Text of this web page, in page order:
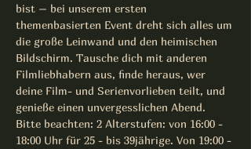
bist – bei unserem ersten
themenbasierten Event dreht sich alles um
die große Leinwand und den heimischen
Bildschirm. Tausche dich mit anderen
Filmliebhabern aus, finde heraus, wer
deine Film- und Serienvorlieben teilt, und
genieße einen unvergesslichen Abend.
Bitte beachten: 2 Alterstufen: von 16:00 -
18:00 Uhr für 25 - bis 39jährige. Von 19:00 -